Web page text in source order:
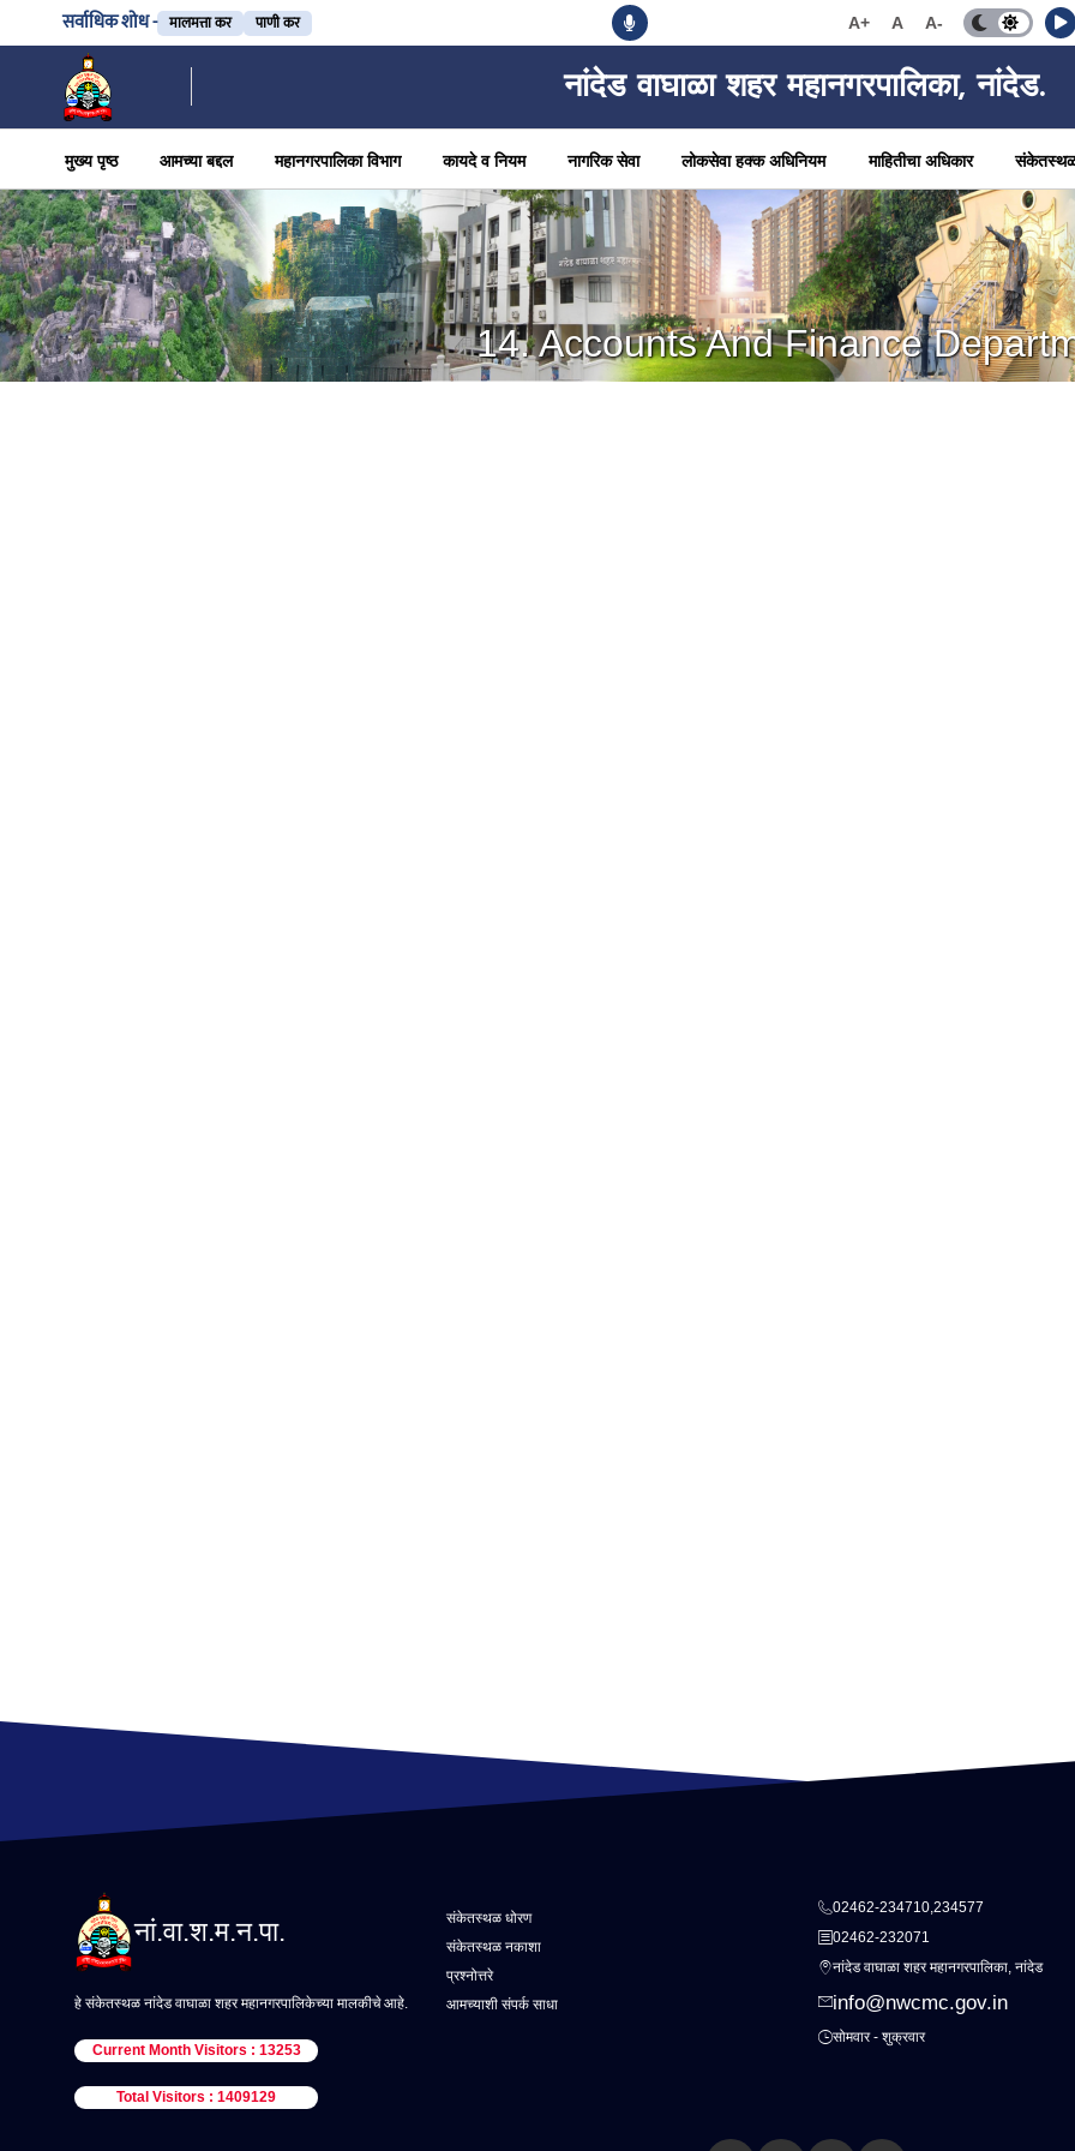
सर्वाधिक शोध - मालमत्ता कर पाणी कर A+ A A-
नांदेड वाघाळा शहर महानगरपालिका, नांदेड.
मुख्य पृष्ठ आमच्या बद्दल महानगरपालिका विभाग कायदे व नियम नागरिक सेवा लोकसेवा हक्क अधिनियम माहितीचा अधिकार संकेतस्थळ
14. Accounts And Finance
नां.वा.श.म.न.पा.
हे संकेतस्थळ नांदेड वाघाळा शहर महानगरपालिकेच्या मालकीचे आहे.
Current Month Visitors : 13253
Total Visitors : 1409129
संकेतस्थळ धोरण
संकेतस्थळ नकाशा
प्रश्नोत्तरे
आमच्याशी संपर्क साधा
02462-234710,234577
02462-232071
नांदेड वाघाळा शहर महानगरपालिका, नांदेड
info@nwcmc.gov.in
सोमवार - शुक्रवार